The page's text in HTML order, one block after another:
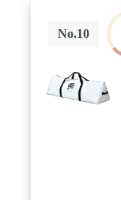
No.10